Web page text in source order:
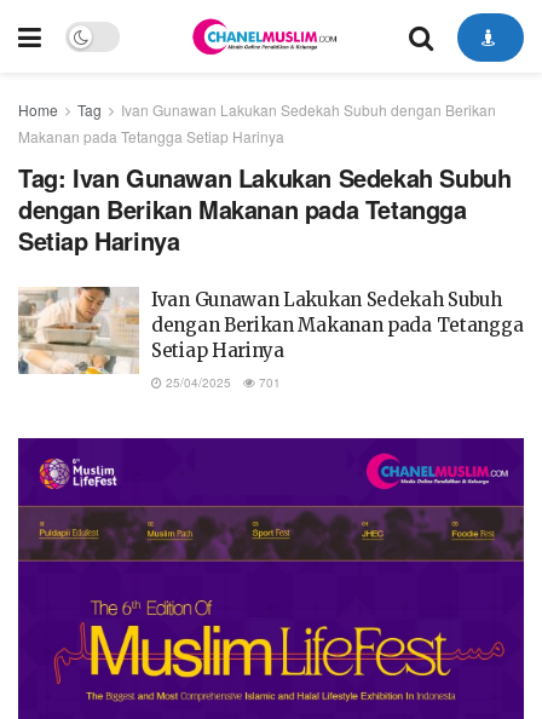
Home Tag
Ivan Gunawan Lakukan Sedekah Subuh dengan Berikan
Makanan pada Tetangga Setiap Harinya
Tag: Ivan Gunawan Lakukan Sedekah Subuh
dengan Berikan Makanan pada Tetangga
Setiap Harinya
Ivan Gunawan Lakukan Sedekah Subuh
dengan Berikan Makanan pada Tetangga
Setiap Harinya
25/04/2025 701